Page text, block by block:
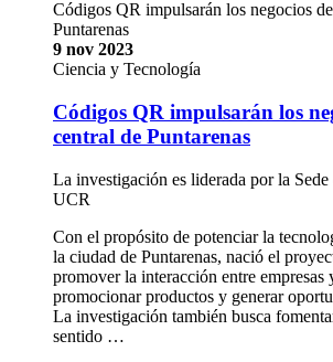
Códigos QR impulsarán los negocios
Puntarenas
9 nov 2023
Ciencia y Tecnología
Códigos QR impulsarán los
central de Puntarenas
La investigación es liderada por la
UCR
Con el propósito de potenciar la
la ciudad de Puntarenas, nació el
promover la interacción entre empresas
promocionar productos y generar
La investigación también busca
sentido …